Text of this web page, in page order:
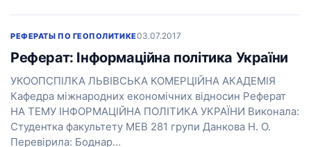
РЕФЕРАТЫ ПО ГЕОПОЛИТИКЕ03.07.2017
Реферат: Інформаційна політика України
УКООПСПІЛКА ЛЬВІВСЬКА КОМЕРЦІЙНА АКАДЕМІЯ
Кафедра міжнародних економічних відносин Реферат
НА ТЕМУ ІНФОРМАЦІЙНА ПОЛІТИКА УКРАЇНИ Виконала:
Студентка факультету МЕВ 281 групи Данкова Н. О.
Перевірила: Боднар…